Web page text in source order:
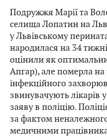
Подружжя Марії та
селища Лопатин на
у Львівському
народилася на 34 тижні
оцінили як
Апгар), але померла на
інфекційного
звинувачують лікарів
заяву в поліцію.
за фактом
медичними